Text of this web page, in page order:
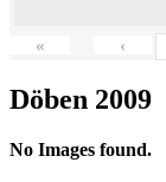
« ‹
Döben 2009
No Images found.